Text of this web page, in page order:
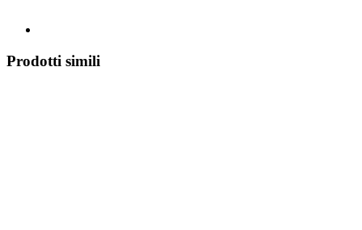
Prodotti simili